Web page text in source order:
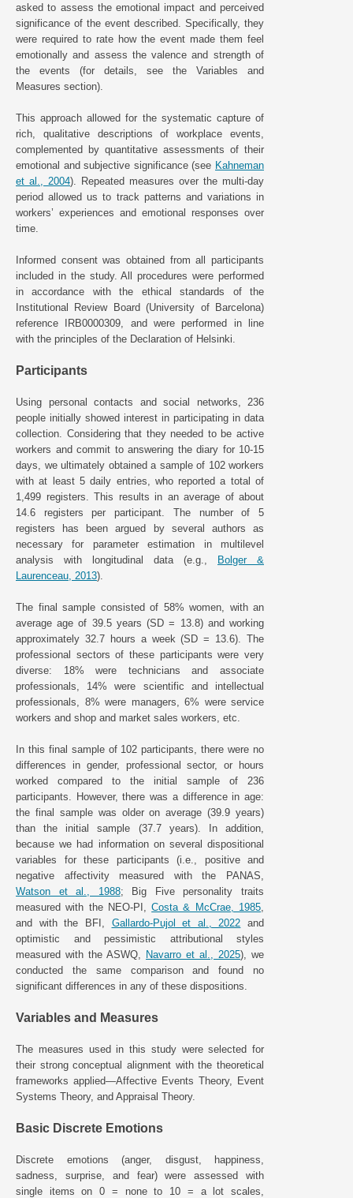
asked to assess the emotional impact and perceived
significance of the event described. Specifically, they
were required to rate how the event made them feel
emotionally and assess the valence and strength of
the events (for details, see the Variables and
Measures section).
This approach allowed for the systematic capture of
rich, qualitative descriptions of workplace events,
complemented by quantitative assessments of their
emotional and subjective significance (see Kahneman
et al., 2004). Repeated measures over the multi-day
period allowed us to track patterns and variations in
workers’ experiences and emotional responses over
time.
Informed consent was obtained from all participants
included in the study. All procedures were performed
in accordance with the ethical standards of the
Institutional Review Board (University of Barcelona)
reference IRB0000309, and were performed in line
with the principles of the Declaration of Helsinki.
Participants
Using personal contacts and social networks, 236
people initially showed interest in participating in data
collection. Considering that they needed to be active
workers and commit to answering the diary for 10-15
days, we ultimately obtained a sample of 102 workers
with at least 5 daily entries, who reported a total of
1,499 registers. This results in an average of about
14.6 registers per participant. The number of 5
registers has been argued by several authors as
necessary for parameter estimation in multilevel
analysis with longitudinal data (e.g.,
Bolger &
Laurenceau, 2013).
The final sample consisted of 58% women, with an
average age of 39.5 years (SD = 13.8) and working
approximately 32.7 hours a week (SD = 13.6). The
professional sectors of these participants were very
diverse: 18% were technicians and associate
professionals, 14% were scientific and intellectual
professionals, 8% were managers, 6% were service
workers and shop and market sales workers, etc.
In this final sample of 102 participants, there were no
differences in gender, professional sector, or hours
worked compared to the initial sample of 236
participants. However, there was a difference in age:
the final sample was older on average (39.9 years)
than the initial sample (37.7 years). In addition,
because we had information on several dispositional
variables for these participants (i.e., positive and
negative affectivity measured with the PANAS,
Watson et al., 1988; Big Five personality traits
measured with the NEO-PI,Costa & McCrae, 1985
and with the BFI, Gallardo-Pujol et al., 2022 and
optimistic and pessimistic attributional styles
measured with the ASWQ,
Navarro et al., 2025), we
conducted the same comparison and found no
significant differences in any of these dispositions.
Variables and Measures
The measures used in this study were selected for
their strong conceptual alignment with the theoretical
frameworks applied—Affective Events Theory, Event
Systems Theory, and Appraisal Theory.
Basic Discrete Emotions
Discrete emotions (anger, disgust, happiness,
sadness, surprise, and fear) were assessed with
single items on 0 = none to 10 = a lot scales,